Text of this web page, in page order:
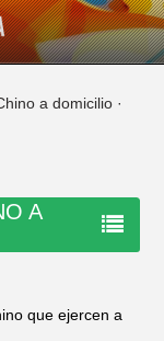
a domicilio ·
A
que ejercen a